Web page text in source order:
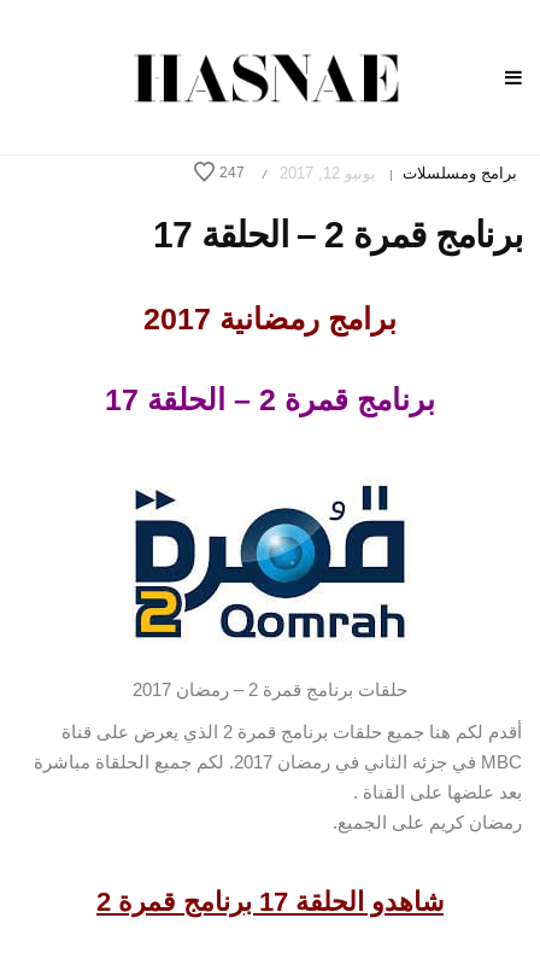
برامج ومسلسلات | يونيو 12, 2017 /
247
برنامج قمرة 2 – الحلقة 17
برامج رمضانية 2017
برنامج قمرة 2 – الحلقة 17
حلقات برنامج قمرة 2 – رمضان 2017
أقدم لكم هنا جميع حلقات برنامج قمرة 2 الذي يعرض على قناة
MBC في جزئه الثاني في رمضان 2017.
لكم جميع الحلقاة مباشرة
بعد علضها على القناة .
رمضان كريم على الجميع.
شاهدو الحلقة 17 برنامج قمرة 2